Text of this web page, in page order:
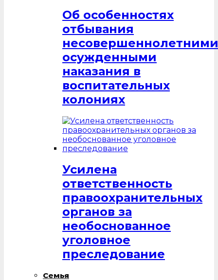
Об особенностях
отбывания
несовершеннолетними
осужденными
наказания в
воспитательных
колониях
Усилена
ответственность
правоохранительных
органов за
необоснованное
уголовное
преследование
Семья